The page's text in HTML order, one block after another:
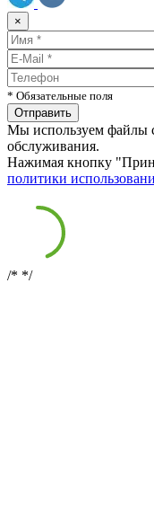
×
* Обязательные поля
Мы используем файлы
обслуживания.
Нажимая кнопку
политики
/* */